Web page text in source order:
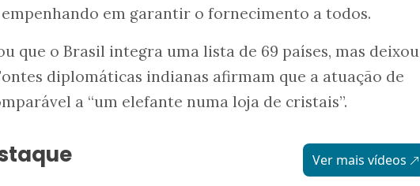
em garantir o fornecimento a todos.
que o Brasil integra uma lista de 69 países, mas deixou
diplomáticas indianas afirmam que a atuação de
a “um elefante numa loja de cristais”.
Ver mais vídeos